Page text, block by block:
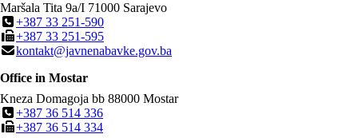
Maršala Tita 9a/I 71000 Sarajevo
+387 33 251-590
+387 33 251-595
kontakt@javnenabavke.gov.ba
Office in Mostar
Kneza Domagoja bb 88000 Mostar
+387 36 514 336
+387 36 514 334